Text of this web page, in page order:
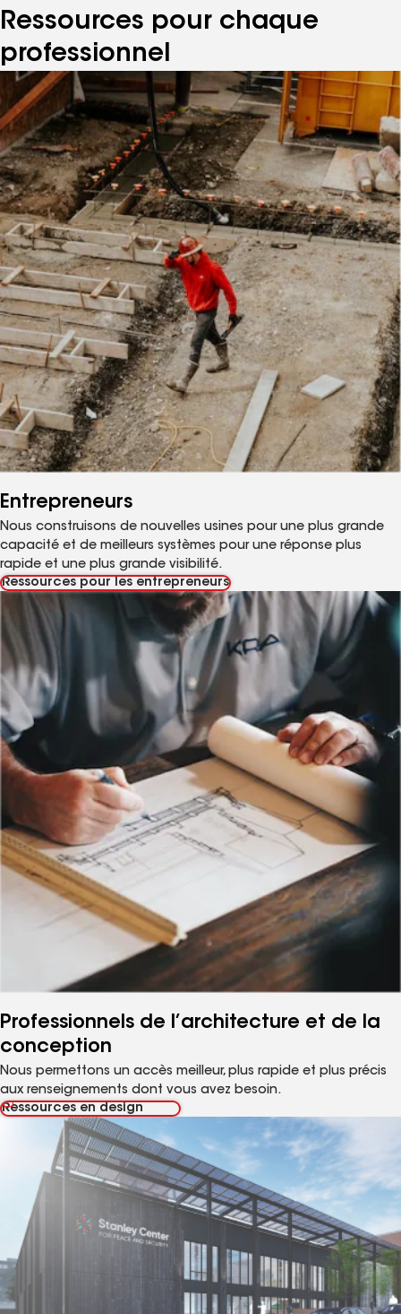
Ressources pour chaque
professionnel
Entrepreneurs
Nous construisons de nouvelles usines pour une plus grande
capacité et de meilleurs systèmes pour une réponse plus
rapide et une plus grande visibilité.
Ressources pour les entrepreneurs
Professionnels de l’architecture et de la
conception
Nous permettons un accès meilleur, plus rapide et plus précis
aux renseignements dont vous avez besoin.
Ressources en design